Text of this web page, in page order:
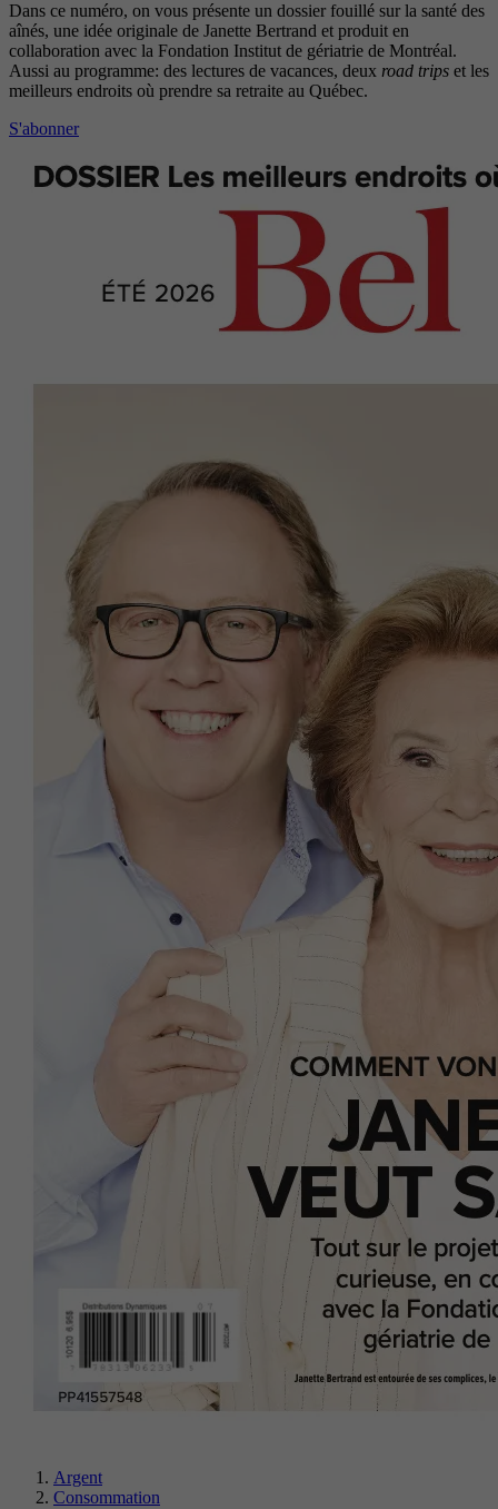
Dans ce numéro, on vous présente un dossier fouillé sur la santé des
aînés, une idée originale de Janette Bertrand et produit en
collaboration avec la Fondation Institut de gériatrie de Montréal.
Aussi au programme: des lectures de vacances, deux road trips et les
meilleurs endroits où prendre sa retraite au Québec.
S'abonner
Argent
Consommation